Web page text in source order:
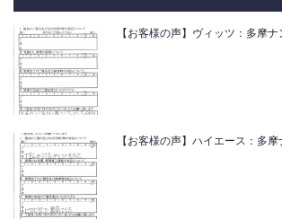
【お客様の声】ヴィッツ：多摩ナ
【お客様の声】ハイエース：多摩